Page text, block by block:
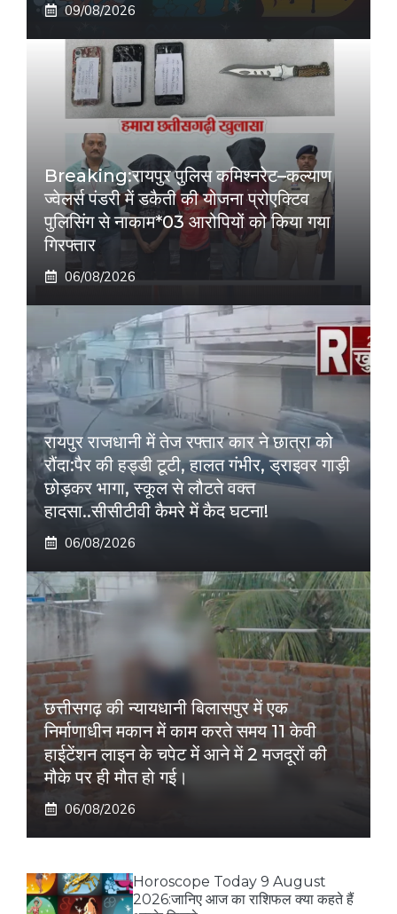
09/08/2026
Breaking:रायपुर पुलिस कमिश्नरेट–कल्याण
ज्वेलर्स पंडरी में डकैती की योजना प्रोएक्टिव
पुलिसिंग से नाकाम*03 आरोपियों को किया गया
गिरफ्तार
06/08/2026
रायपुर राजधानी में तेज रफ्तार कार ने छात्रा को
रौंदा:पैर की हड्डी टूटी, हालत गंभीर, ड्राइवर गाड़ी
छोड़कर भागा, स्कूल से लौटते वक्त
हादसा..सीसीटीवी कैमरे में कैद घटना!
06/08/2026
छत्तीसगढ़ की न्यायधानी बिलासपुर में एक
निर्माणाधीन मकान में काम करते समय 11 केवी
हाईटेंशन लाइन के चपेट में आने में 2 मजदूरों की
मौके पर ही मौत हो गई।
06/08/2026
Horoscope Today 9 August
2026:जानिए आज का राशिफल क्या कहते हैं